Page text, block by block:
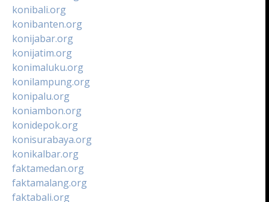
konibali.org
konibanten.org
konijabar.org
konijatim.org
konimaluku.org
konilampung.org
konipalu.org
koniambon.org
konidepok.org
konisurabaya.org
konikalbar.org
faktamedan.org
faktamalang.org
faktabali.org